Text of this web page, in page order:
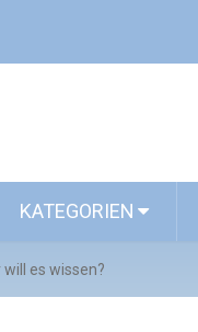
KATEGORIEN
will es wissen?